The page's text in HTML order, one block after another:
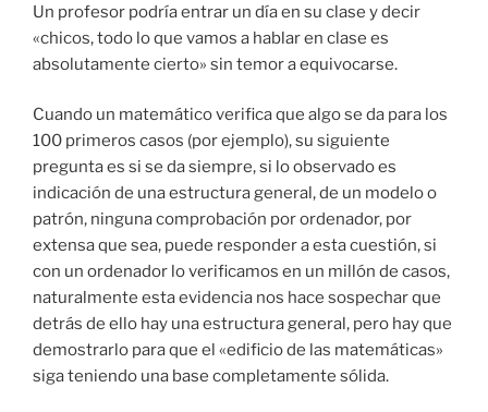
Un profesor podría entrar un día en su clase y decir
«chicos, todo lo que vamos a hablar en clase es
absolutamente cierto» sin temor a equivocarse.
Cuando un matemático verifica que algo se da para los
100 primeros casos (por ejemplo), su siguiente
pregunta es si se da siempre, si lo observado es
indicación de una estructura general, de un modelo o
patrón, ninguna comprobación por ordenador, por
extensa que sea, puede responder a esta cuestión, si
con un ordenador lo verificamos en un millón de casos,
naturalmente esta evidencia nos hace sospechar que
detrás de ello hay una estructura general, pero hay que
demostrarlo para que el «edificio de las matemáticas»
siga teniendo una base completamente sólida.